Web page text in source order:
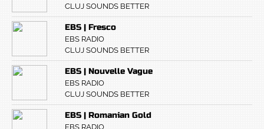
CLUJ SOUNDS BETTER
EBS | Fresco
EBS RADIO
CLUJ SOUNDS BETTER
EBS | Nouvelle Vague
EBS RADIO
CLUJ SOUNDS BETTER
EBS | Romanian Gold
EBS RADIO